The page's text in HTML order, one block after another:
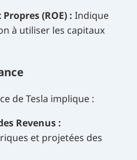
(ROE) : Indique
à utiliser les capitaux
de Tesla implique :
Revenus :
et projetées des